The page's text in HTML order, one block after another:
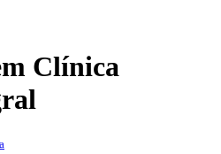
Clínica